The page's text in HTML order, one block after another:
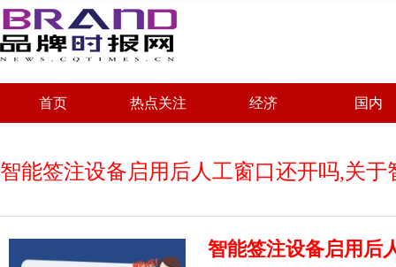
首页 热点关注 经济 国内
智能签注设备启用后人工窗口还开吗,关
智能签注设备启用后